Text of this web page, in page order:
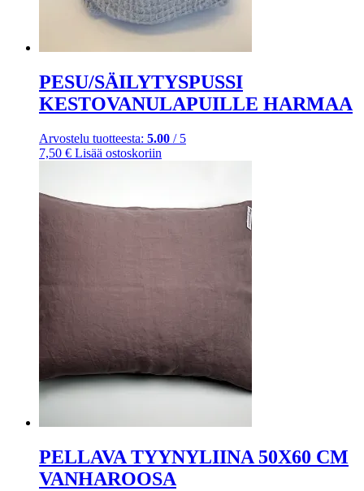
PESU/SÄILYTYSPUSSI
KESTOVANULAPUILLE HARMAA
Arvostelu tuotteesta: 5.00 / 5
7,50 € Lisää ostoskoriin
PELLAVA TYYNYLIINA 50X60 CM
VANHAROOSA